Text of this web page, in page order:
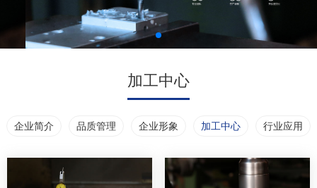
加工中心
企业简介 品质管理 企业形象 加工中心 行业应用